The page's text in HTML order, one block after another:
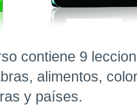
contiene 9
alimentos,
y países.